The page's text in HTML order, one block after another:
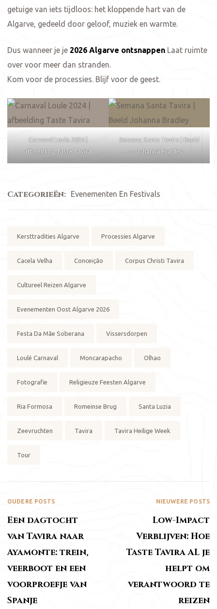
getuige van iets tijdloos: het kloppende hart van de
Algarve, gedeeld door geloof, muziek en warmte.
Dus wanneer je je 2026 Algarve ontsnappen Laat ruimte
over voor meer dan stranden.
Kom voor de processies. Blijf voor de geest.
Carnaval Loule 2024 |
afbeelding Taste Tavira
Semana Santa Tavira | Beeld
Johanna Bradley
Categorieën: Evenementen En Festivals
Kersttradities Algarve Processies Algarve
Cacela Velha Conceição Corpus Christi Tavira
Cultureel Reizen Algarve
Evenementen Oost Algarve 2026
Festa Da Mãe Soberana Vissersdorpen
Loulé Carnaval Moncarapacho Olhao
Fotografie Religieuze Feesten Algarve
Ria Formosa Romeinse Brug Santa Luzia
Zeevruchten Tavira Tavira Heilige Week
Tour
OUDERE POSTS
Een dagtocht
van Tavira naar
Ayamonte: trein,
veerboot en een
voorproefje van
Spanje
NIEUWERE POSTS
Low-Impact
Verblijven: Hoe
Taste Tavira AL je
helpt om
verantwoord te
reizen